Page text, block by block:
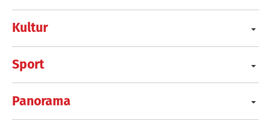
Kultur
Sport
Panorama